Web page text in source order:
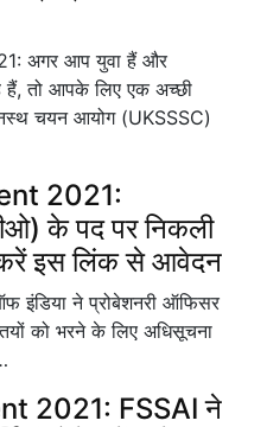
अगर आप युवा हैं और
हैं, तो आपके लिए एक अच्छी
चयन आयोग (UKSSSC)
2021:
के पद पर निकली
करें इस लिंक से आवेदन
ने प्रोबेशनरी ऑफिसर
को भरने के लिए अधिसूचना
2021: FSSAI ने